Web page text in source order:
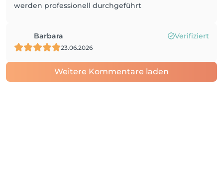
werden professionell durchgeführt
Barbara Verifiziert
23.06.2026
Weitere Kommentare laden